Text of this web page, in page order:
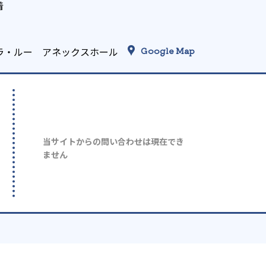
・ルー アネックスホール Google Map
当サイトからの問い合わせは現在でき
ません